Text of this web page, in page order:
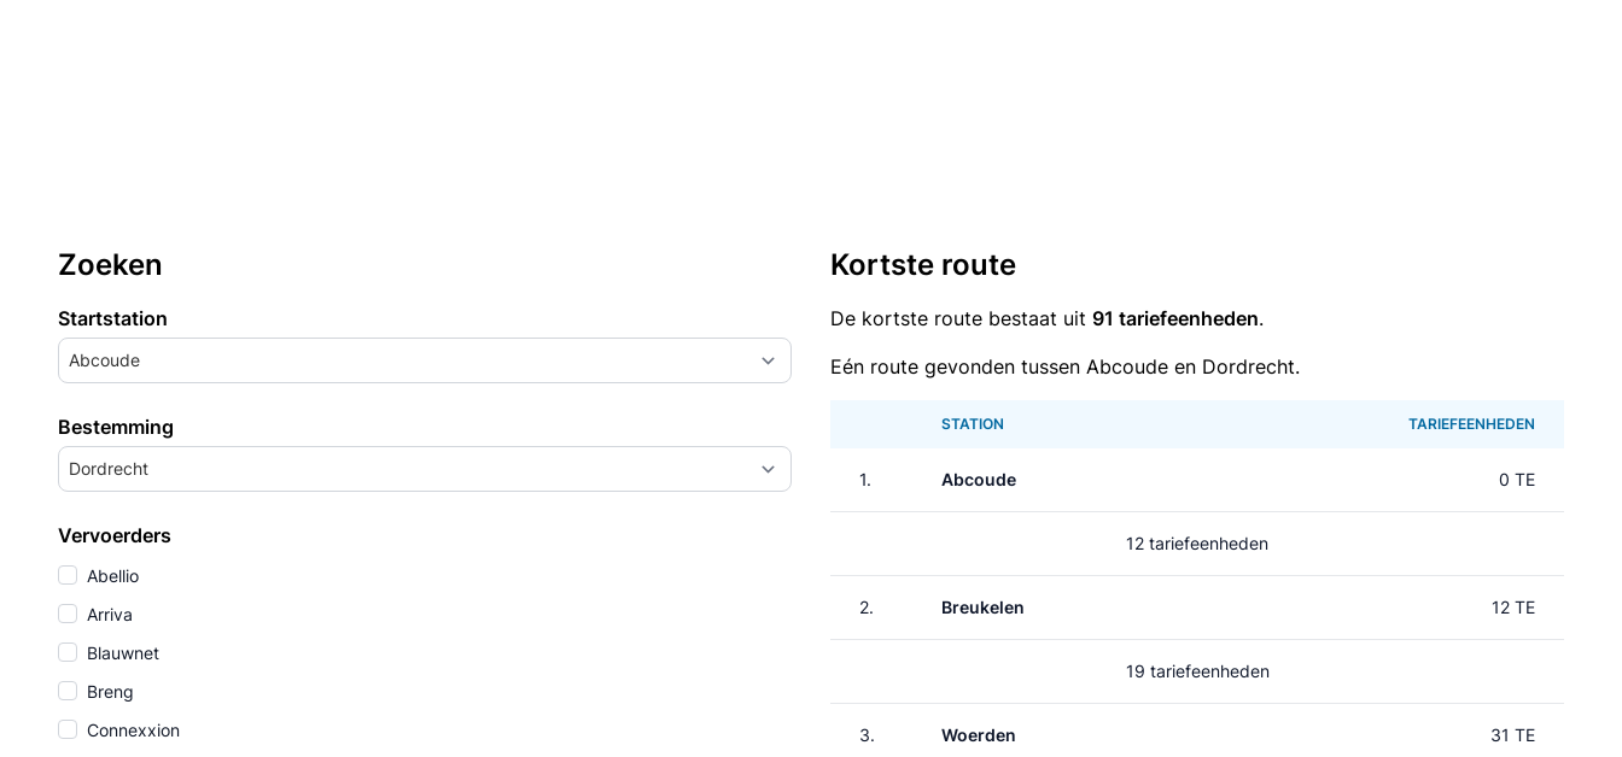
Zoeken
Startstation
Abcoude
Bestemming
Dordrecht
Vervoerders
Abellio
Arriva
Blauwnet
Breng
Connexxion
Kortste route
De kortste route bestaat uit 91 tariefeenheden.
Eén route gevonden tussen Abcoude en Dordrecht.
STATION TARIEFEENHEDEN
1. Abcoude 0 TE
12 tariefeenheden
2. Breukelen 12 TE
19 tariefeenheden
3. Woerden 31 TE